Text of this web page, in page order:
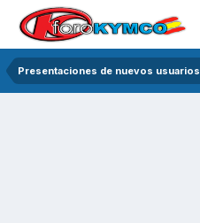
Presentaciones de nuevos usuarios